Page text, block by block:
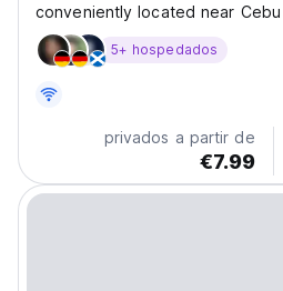
conveniently located near
While our on-site staff is
from 8:00 AM to 5:00 PM, all
5+ hospedados
privados a partir de
€7.99